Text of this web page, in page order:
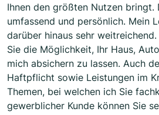
Ihnen den größten Nutzen bringt.
umfassend und persönlich. Mein
darüber hinaus sehr
Sie die Möglichkeit, Ihr Haus,
mich absichern zu lassen. Auch
Haftpflicht sowie Leistungen im
Themen, bei welchen ich Sie
gewerblicher Kunde können Sie